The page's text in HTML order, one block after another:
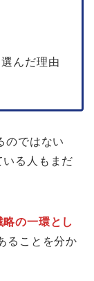
んだ理由
のではない
る人もまだ
略の一環とし
ることを分か